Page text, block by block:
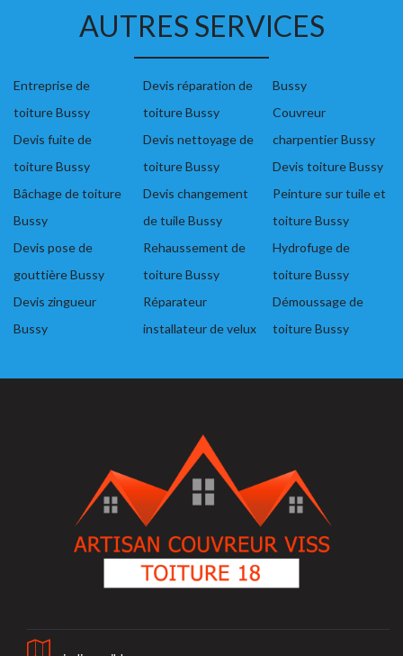
AUTRES SERVICES
Entreprise de
toiture Bussy
Devis fuite de
toiture Bussy
Bâchage de toiture
Bussy
Devis pose de
gouttière Bussy
Devis zingueur
Bussy
Devis réparation de
toiture Bussy
Devis nettoyage de
toiture Bussy
Devis changement
de tuile Bussy
Rehaussement de
toiture Bussy
Réparateur
installateur de velux
Bussy
Couvreur
charpentier Bussy
Devis toiture Bussy
Peinture sur tuile et
toiture Bussy
Hydrofuge de
toiture Bussy
Démoussage de
toiture Bussy